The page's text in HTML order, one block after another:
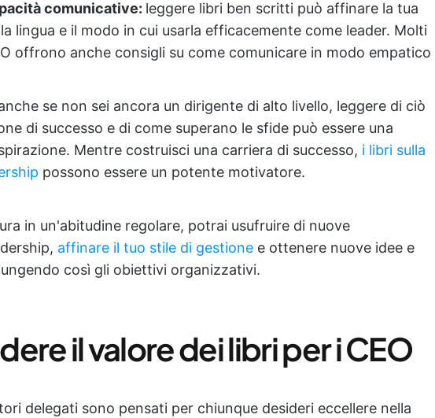
comunicative: leggere libri ben scritti può affinare la tua
lingua e il modo in cui usarla efficacemente come leader. Molti
offrono anche consigli su come comunicare in modo empatico
se non sei ancora un dirigente di alto livello, leggere di ciò
di successo e di come superano le sfide può essere una
Mentre costruisci una carriera di successo, i libri sulla
possono essere un potente motivatore.
in un'abitudine regolare, potrai usufruire di nuove
affinare il tuo stile di gestione e ottenere nuove idee e
così gli obiettivi organizzativi.
il valore dei libri per i CEO
delegati sono pensati per chiunque desideri eccellere nella